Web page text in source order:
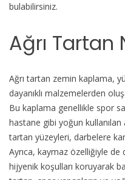
bulabilirsiniz.
Ağrı Tartan
Ağrı tartan zemin kaplama,
dayanıklı malzemelerden
Bu kaplama genellikle spor
hastane gibi yoğun
tartan yüzeyleri, darbelere
Ayrıca, kaymaz özelliğiyle de
hijyenik koşulları koruyarak